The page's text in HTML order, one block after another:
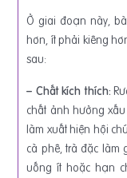
Ở giai đoạn này,
hơn, ít phải kiêng
sau:
– Chất kích thích:
chất ảnh hưởng
làm xuất hiện hội
cà phê, trà đặc làm
uống ít hoặc hạn